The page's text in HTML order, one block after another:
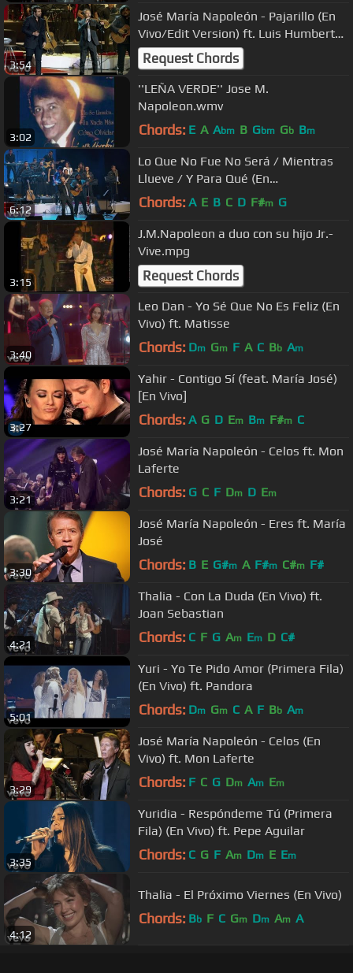
3:54
José María Napoleón - Pajarillo (En
Vivo/Edit Version) ft. Luis Humberto
Navejas
Request Chords
3:02
''LEÑA VERDE'' Jose M.
Napoleon.wmv
Chords: E A Abm B Gbm Gb Bm
6:12
Lo Que No Fue No Será / Mientras
Llueve / Y Para Qué (En
Vivo/Medley/Edit Version)
Chords: A E B C D F#m G
3:15
J.M.Napoleon a duo con su hijo Jr.-
Vive.mpg
Request Chords
3:40
Leo Dan - Yo Sé Que No Es Feliz (En
Vivo) ft. Matisse
Chords: Dm Gm F A C Bb Am
3:27
Yahir - Contigo Sí (feat. María José)
[En Vivo]
Chords: A G D Em Bm F#m C
3:21
José María Napoleón - Celos ft. Mon
Laferte
Chords: G C F Dm D Em
3:30
José María Napoleón - Eres ft. María
José
Chords: B E G#m A F#m C#m F#
4:21
Thalia - Con La Duda (En Vivo) ft.
Joan Sebastian
Chords: C F G Am Em D C#
5:01
Yuri - Yo Te Pido Amor (Primera Fila)
(En Vivo) ft. Pandora
Chords: Dm Gm C A F Bb Am
3:29
José María Napoleón - Celos (En
Vivo) ft. Mon Laferte
Chords: F C G Dm Am Em
3:35
Yuridia - Respóndeme Tú (Primera
Fila) (En Vivo) ft. Pepe Aguilar
Chords: C G F Am Dm E Em
4:12
Thalia - El Próximo Viernes (En Vivo)
Chords: Bb F C Gm Dm Am A